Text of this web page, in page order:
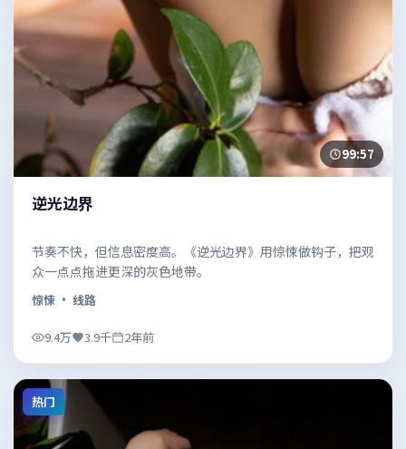
99:57
逆光边界
节奏不快，但信息密度高。《逆光边界》用惊悚做钩子，把观
众一点点拖进更深的灰色地带。
惊悚 · 线路
9.4万 3.9千 2年前
热门